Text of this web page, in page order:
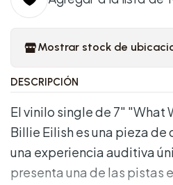
Mostrar stock de
DESCRIPCIÓN
El vinilo single de 7" "What
Billie Eilish es una pieza
una experiencia auditiva
presenta una de las pistas